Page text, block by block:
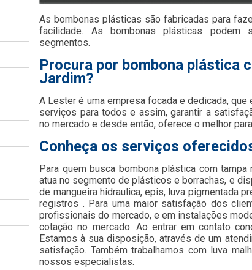
As bombonas plásticas são fabricadas para
facilidade. As bombonas plásticas
segmentos.
Procura por bombona plástica
Jardim?
A Lester é uma empresa focada e dedicada,
serviços para todos e assim, garantir a
no mercado e desde então, oferece o melhor
Conheça os serviços
Para quem busca bombona plástica com
atua no segmento de plásticos e borrachas, e
de mangueira hidraulica, epis, luva pigmentada
registros . Para uma maior satisfação dos
profissionais do mercado, e em instalações
cotação no mercado. Ao entrar em contato
Estamos à sua disposição, através de um
satisfação. Também trabalhamos com luva
nossos especialistas.